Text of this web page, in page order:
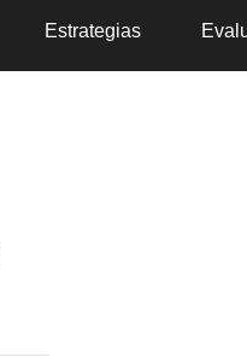
Estrategias